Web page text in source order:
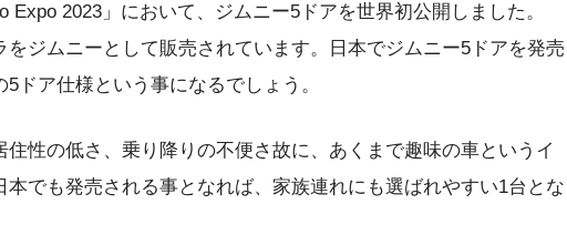
Expo 2023」において、ジムニー5ドアを世界初公開しました。
ジムニーとして販売されています。日本でジムニー5ドアを発売
ドア仕様という事になるでしょう。
性の低さ、乗り降りの不便さ故に、あくまで趣味の車というイ
でも発売される事となれば、家族連れにも選ばれやすい1台とな